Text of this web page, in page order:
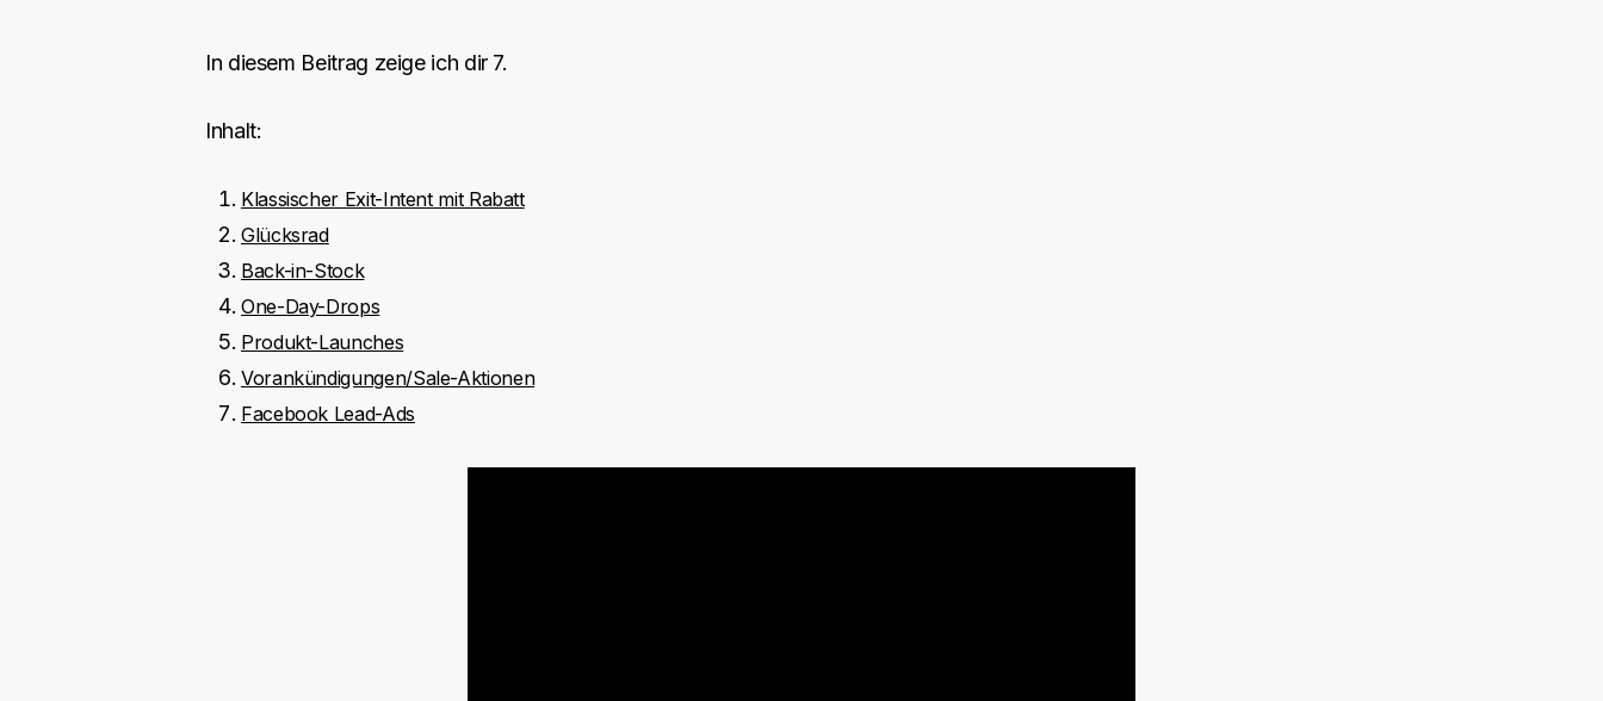
In diesem Beitrag zeige ich dir 7.
Inhalt:
Klassischer Exit-Intent mit Rabatt
Glücksrad
Back-in-Stock
One-Day-Drops
Produkt-Launches
Vorankündigungen/Sale-Aktionen
Facebook Lead-Ads